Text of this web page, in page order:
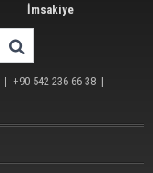
İmsakiye
| +90 542 236 66 38 |